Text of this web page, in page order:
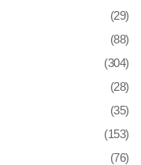
(29)
(88)
(304)
(28)
(35)
(153)
(76)